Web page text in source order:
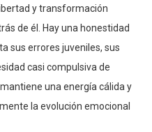
y transformación
de él. Hay una honestidad
sus errores juveniles, sus
casi compulsiva de
una energía cálida y
la evolución emocional